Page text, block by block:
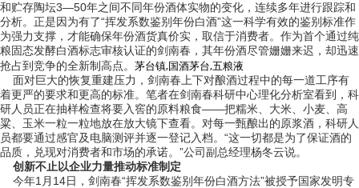
和贮存陶坛3—50年之间不同年份酒体实物的变化，连续多年进行跟踪和
分析。正是因为有了“挥发系数鉴别年份白酒”这一科学有效的鉴别标准作
为强力支撑，才能确保年份酒货真价实，取信于消费者。作为首个通过纯
粮固态发酵白酒标志审核认证的剑南春，其年份酒尽管姗姗来迟，却迅速
抢占到竞争的全新制高点。 茅台镇,国酒茅台,五粮液
面对巨大的恢复重建压力，剑南春上下对酿酒过程中的每一道工序有
着更严的要求和更高的标准。笔者在剑南春科研中心理化分析室看到，科
研人员正在抽样检查将要入窖的原料粮食——把糯米、大米、小麦、高
粱、玉米一粒一粒地放在放大镜下查看。对每一甄酿出的原浆酒，科研人
员都要通过感官及电脑测评并逐一登记入档。“这一切都是为了保证酒的
品质，兑现对消费者和市场的承诺。”公司副总经理杨冬云说。
创新不止以企业力量推动标准制定
今年1月14日，剑南春“挥发系数鉴别年份白酒方法”被授予国家发明专